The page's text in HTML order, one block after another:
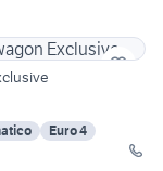
Euro 4